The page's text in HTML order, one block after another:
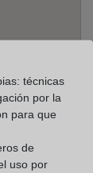
técnicas
por la
para que
de
uso por